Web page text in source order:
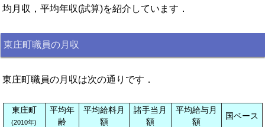
均月収，平均年収(試算)を紹介しています．
東庄町職員の月収
東庄町職員の月収は次の通りです．
東庄町
(2010年)
平均年
齢
平均給料月
額
諸手当月
額
平均給与月
額
国ベース